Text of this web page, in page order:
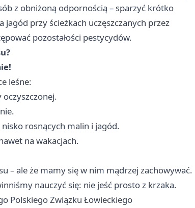
z obniżoną odpornością – sparzyć krótko
przy ścieżkach uczęszczanych przez
pozostałości pestycydów.
leśne:
nisko rosnących malin i jagód.
na wakacjach.
– ale że mamy się w nim mądrzej zachowywać.
nauczyć się: nie jeść prosto z krzaka.
Polskiego Związku Łowieckiego